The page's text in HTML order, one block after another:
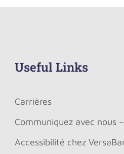
Useful Links
Carrières
Communiquez avec nous
Accessibilité chez